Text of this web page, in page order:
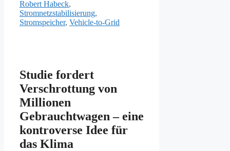
Robert Habeck,
Stromnetzstabilisierung,
Stromspeicher, Vehicle-to-Grid
Studie fordert
Verschrottung von
Millionen
Gebrauchtwagen – eine
kontroverse Idee für
das Klima